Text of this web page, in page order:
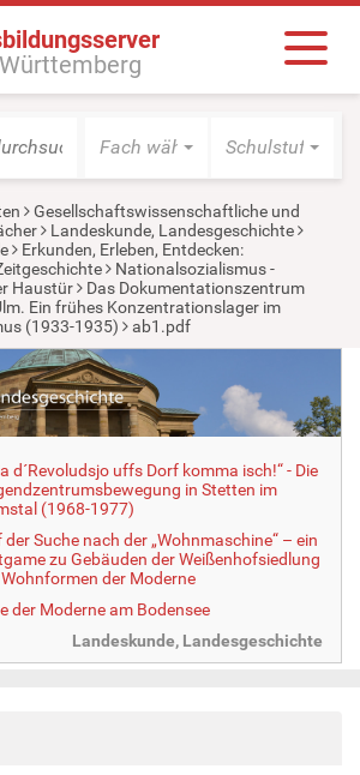
Fach wählen Schulstufe
Gesellschaftswissenschaftliche und
Landeskunde, Landesgeschichte
Erkunden, Erleben, Entdecken:
Nationalsozialismus -
Haustür
Das Dokumentationszentrum
Ein frühes Konzentrationslager im
(1933-1935)
ab1.pdf
d´Revoludsjo uffs Dorf komma isch!“ - Die
in Stetten im
(1968-1977)
der Suche nach der „Wohnmaschine“ – ein
zu Gebäuden der Weißenhofsiedlung
der Moderne
der Moderne am Bodensee
Landeskunde, Landesgeschichte